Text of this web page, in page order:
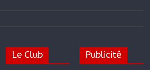
Le Club Publicité